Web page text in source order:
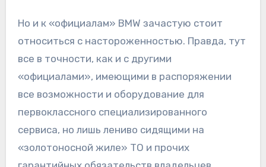
Но и к «официалам» BMW зачастую стоит
относиться с настороженностью. Правда, тут
все в точности, как и с другими
«официалами», имеющими в распоряжении
все возможности и оборудование для
первоклассного специализированного
сервиса, но лишь лениво сидящими на
«золотоносной жиле» ТО и прочих